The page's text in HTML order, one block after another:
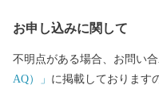
お申し込みに関して
不明点がある場合、お問い
AQ）」 に掲載しております